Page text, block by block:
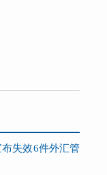
失效6件外汇管